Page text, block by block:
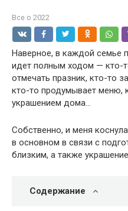
Все о 2022
Наверное, в каждой семье
идет полным ходом — кто-
отмечать празник, кто-то
кто-то продумывает меню,
украшением дома…
Собственно, и меня
в основном в связи с
близким, а также
Содержание